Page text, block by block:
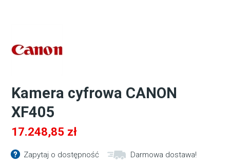
Kamera cyfrowa CANON
XF405
17.248,85 zł
Zapytaj o dostępność Darmowa dostawa!